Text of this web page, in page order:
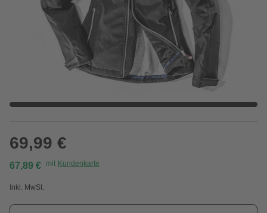
69,99 €
67,89 € mit Kundenkarte
Inkl. MwSt.